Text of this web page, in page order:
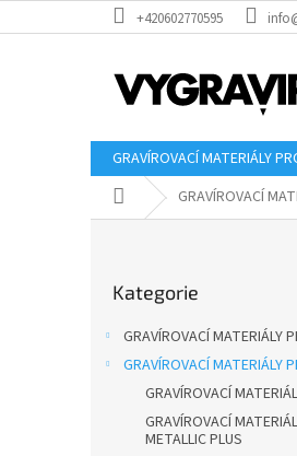
na
+420602770595
GRAVÍROVACÍ MATERIÁLY
Domů GRAVÍROVACÍ
kategorie
Kategorie
GRAVÍROVACÍ MATERIÁLY
GRAVÍROVACÍ MATERIÁLY
GRAVÍROVACÍ
GRAVÍROVACÍ
METALLIC PLUS